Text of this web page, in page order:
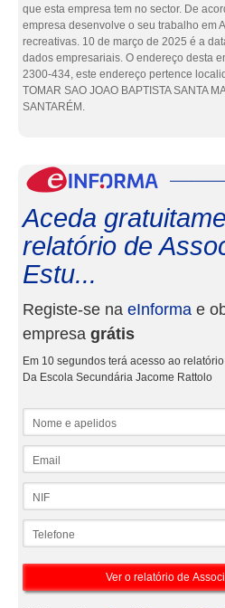
que esta empresa tem no sector. De
empresa desenvolve o seu trabalho em
recreativas. 10 de março de 2025 é a
dados empresariais. O endereço desta
2300-434, este endereço pertence
TOMAR SAO JOAO BAPTISTA SANTA
SANTARÉM.
Aceda
relatório de
Estu...
Registe-se na eInforma e
empresa grátis
Em 10 segundos terá acesso ao
Da Escola Secundária Jacome Rattolo